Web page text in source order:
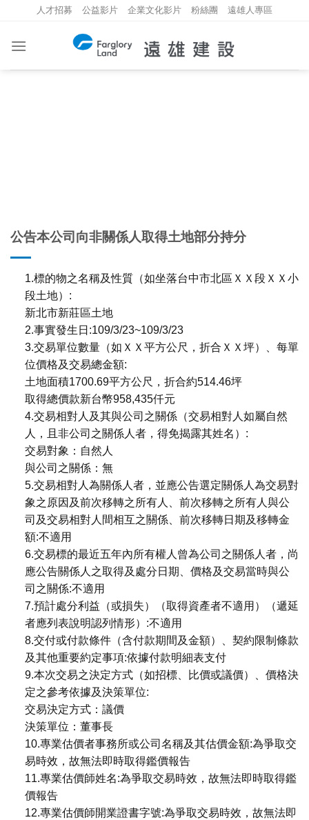
content
人才招募 公益影片 企業文化影片 粉絲團 遠雄人專區
公告本公司向非關係人取得土地部分持分
1.標的物之名稱及性質（如坐落台中市北區ＸＸ段ＸＸ小
段土地）:
新北市新莊區土地
2.事實發生日:109/3/23~109/3/23
3.交易單位數量（如ＸＸ平方公尺，折合ＸＸ坪）、每單
位價格及交易總金額:
土地面積1700.69平方公尺，折合約514.46坪
取得總價款新台幣958,435仟元
4.交易相對人及其與公司之關係（交易相對人如屬自然
人，且非公司之關係人者，得免揭露其姓名）:
交易對象：自然人
與公司之關係：無
5.交易相對人為關係人者，並應公告選定關係人為交易對
象之原因及前次移轉之所有人、前次移轉之所有人與公
司及交易相對人間相互之關係、前次移轉日期及移轉金
額:不適用
6.交易標的最近五年內所有權人曾為公司之關係人者，尚
應公告關係人之取得及處分日期、價格及交易當時與公
司之關係:不適用
7.預計處分利益（或損失）（取得資產者不適用）（遞延
者應列表說明認列情形）:不適用
8.交付或付款條件（含付款期間及金額）、契約限制條款
及其他重要約定事項:依據付款明細表支付
9.本次交易之決定方式（如招標、比價或議價）、價格決
定之參考依據及決策單位:
交易決定方式：議價
決策單位：董事長
10.專業估價者事務所或公司名稱及其估價金額:為爭取交
易時效，故無法即時取得鑑價報告
11.專業估價師姓名:為爭取交易時效，故無法即時取得鑑
價報告
12.專業估價師開業證書字號:為爭取交易時效，故無法即